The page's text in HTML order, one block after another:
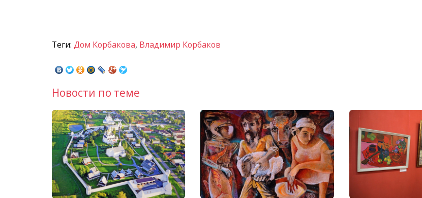
Теги: Дом Корбакова, Владимир Корбаков
Новости по теме